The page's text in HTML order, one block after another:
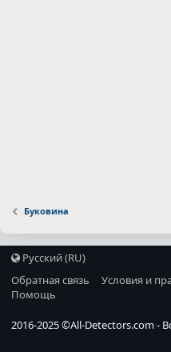
Буковина
Русский (RU)
Обратная связь
Условия и
Помощь
2016-2025 ©All-Detectors.com-